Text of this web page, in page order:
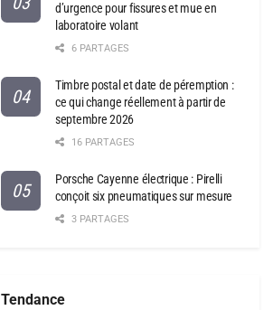
d’urgence pour fissures et mue en
laboratoire volant
6 PARTAGES
Timbre postal et date de péremption :
ce qui change réellement à partir de
septembre 2026
16 PARTAGES
Porsche Cayenne électrique : Pirelli
conçoit six pneumatiques sur mesure
3 PARTAGES
Tendance